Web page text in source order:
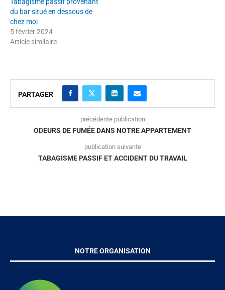
du bar situé en dessous de
chez moi
5 février 2024
Article similaire
PARTAGER
précédente publication
ODEURS DE FUMÉE DANS NOTRE APPARTEMENT
publication suivante
TABAGISME PASSIF ET ACCIDENT DU TRAVAIL
NOTRE ORGANISATION